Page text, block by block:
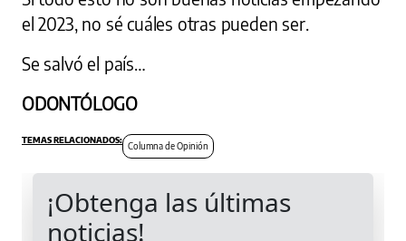
el 2023, no sé cuáles otras pueden ser.
Se salvó el país…
ODONTÓLOGO
Columna de Opinión